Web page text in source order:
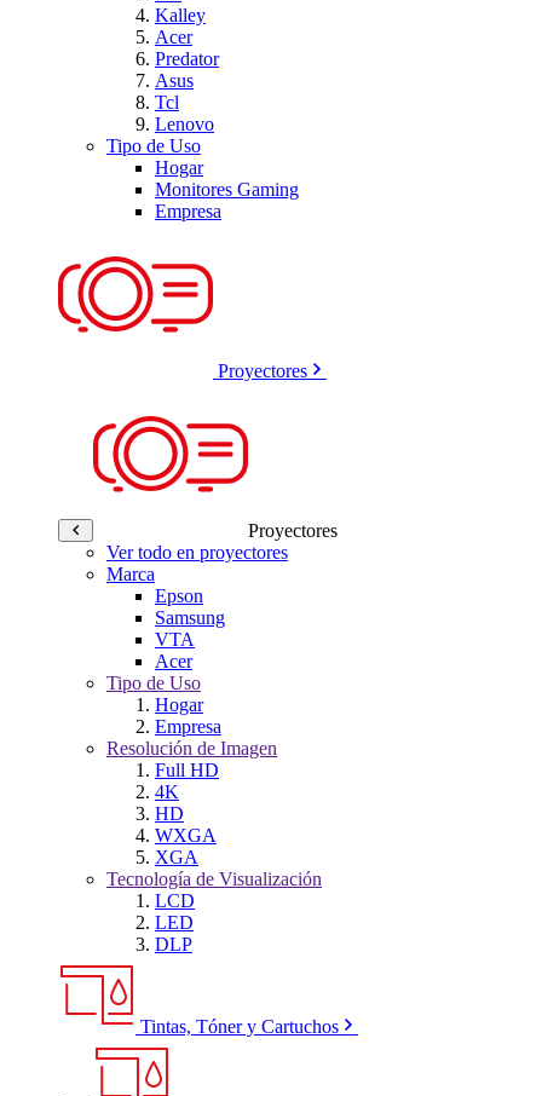
Kalley
Acer
Predator
Asus
Tcl
Lenovo
Tipo de Uso
Hogar
Monitores Gaming
Empresa
Proyectores
Proyectores
Ver todo en proyectores
Marca
Epson
Samsung
VTA
Acer
Tipo de Uso
Hogar
Empresa
Resolución de Imagen
Full HD
4K
HD
WXGA
XGA
Tecnología de Visualización
LCD
LED
DLP
Tintas, Tóner y Cartuchos